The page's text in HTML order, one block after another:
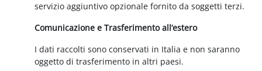
servizio aggiuntivo opzionale fornito da soggetti terzi.
Comunicazione e Trasferimento all’estero
I dati raccolti sono conservati in Italia e non saranno
oggetto di trasferimento in altri paesi.